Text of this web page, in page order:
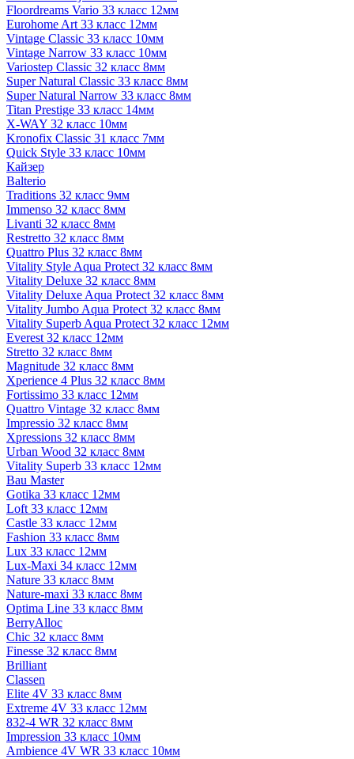
Floordreams Vario 33 класс 12мм
Eurohome Art 33 класс 12мм
Vintage Classic 33 класс 10мм
Vintage Narrow 33 класс 10мм
Variostep Classic 32 класс 8мм
Super Natural Classic 33 класс 8мм
Super Natural Narrow 33 класс 8мм
Titan Prestige 33 класс 14мм
X-WAY 32 класс 10мм
Kronofix Classic 31 класс 7мм
Quick Style 33 класс 10мм
Кайзер
Balterio
Traditions 32 класс 9мм
Immenso 32 класс 8мм
Livanti 32 класс 8мм
Restretto 32 класс 8мм
Quattro Plus 32 класс 8мм
Vitality Style Aqua Protect 32 класс 8мм
Vitality Deluxe 32 класс 8мм
Vitality Deluxe Aqua Protect 32 класс 8мм
Vitality Jumbo Aqua Protect 32 класс 8мм
Vitality Superb Aqua Protect 32 класс 12мм
Everest 32 класс 12мм
Stretto 32 класс 8мм
Magnitude 32 класс 8мм
Xperience 4 Plus 32 класс 8мм
Fortissimo 33 класс 12мм
Quattro Vintage 32 класс 8мм
Impressio 32 класс 8мм
Xpressions 32 класс 8мм
Urban Wood 32 класс 8мм
Vitality Superb 33 класс 12мм
Bau Master
Gotika 33 класс 12мм
Loft 33 класс 12мм
Castle 33 класс 12мм
Fashion 33 класс 8мм
Lux 33 класс 12мм
Lux-Maxi 34 класс 12мм
Nature 33 класс 8мм
Nature-maxi 33 класс 8мм
Optima Line 33 класс 8мм
BerryAlloc
Chic 32 класс 8мм
Finesse 32 класс 8мм
Brilliant
Classen
Elite 4V 33 класс 8мм
Extreme 4V 33 класс 12мм
832-4 WR 32 класс 8мм
Impression 33 класс 10мм
Ambience 4V WR 33 класс 10мм